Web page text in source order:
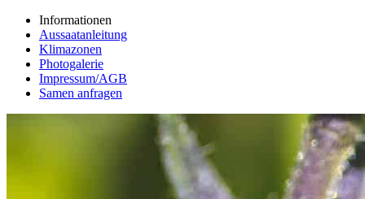
Informationen
Aussaatanleitung
Klimazonen
Photogalerie
Impressum/AGB
Samen anfragen